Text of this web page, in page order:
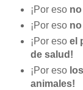
¡Por eso
¡Por esono
¡Por eso el
de salud!
¡Por eso
animales!